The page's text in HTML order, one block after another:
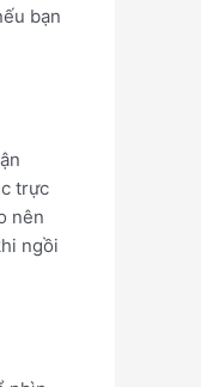
bạn
trực
nên
ngồi